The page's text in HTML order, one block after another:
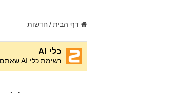
דף הבית/ חדשות